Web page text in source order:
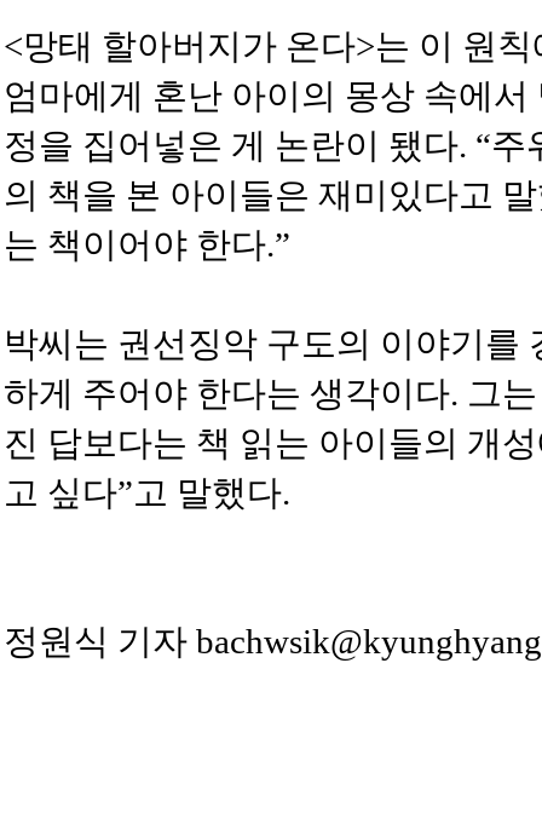
<망태 할아버지가 온다>는 이 원
엄마에게 혼난 아이의 몽상 속에
정을 집어넣은 게 논란이 됐다. “
의 책을 본 아이들은 재미있다고
는 책이어야 한다.”
박씨는 권선징악 구도의 이야기를
하게 주어야 한다는 생각이다. 그
진 답보다는 책 읽는 아이들의 개
고 싶다”고 말했다.
정원식 기자